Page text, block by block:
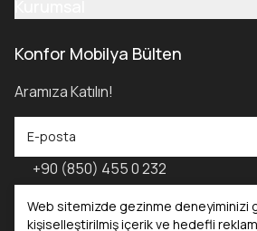
Web sitemizde gezinme deneyiminizi
kişiselleştirilmiş içerik ve hedefli
Konfor Mobilya Bülten
Aramıza Katılın!
+90 (850) 455 0 232
Konfor Mobilya Kataloğu - 2025